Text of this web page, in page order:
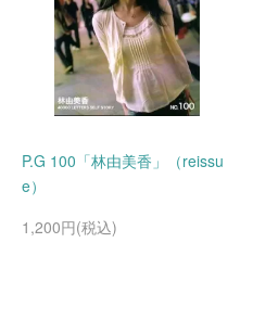
P.G 100「林由美香」（reissu
e）
1,200円(税込)